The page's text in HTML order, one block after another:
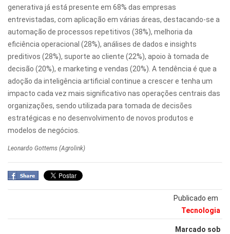
Publicado em
Tecnologia
Marcado sob
generativa já está presente em 68% das empresas
entrevistadas, com aplicação em várias áreas, destacando-se a
automação de processos repetitivos (38%), melhoria da
eficiência operacional (28%), análises de dados e insights
preditivos (28%), suporte ao cliente (22%), apoio à tomada de
decisão (20%), e marketing e vendas (20%). A tendência é que a
adoção da inteligência artificial continue a crescer e tenha um
impacto cada vez mais significativo nas operações centrais das
organizações, sendo utilizada para tomada de decisões
estratégicas e no desenvolvimento de novos produtos e
modelos de negócios.
Leonardo Gottems (Agrolink)